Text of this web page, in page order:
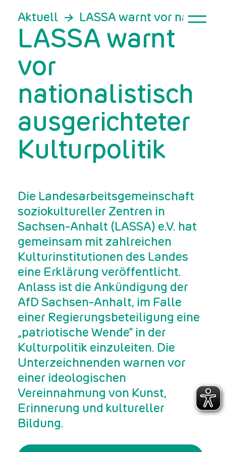
Aktuell LASSA warnt vor
LASSA warnt
vor
nationalistisch
ausgerichteter
Kulturpolitik
Die Landesarbeitsgemeinschaft
soziokultureller Zentren in
Sachsen-Anhalt (LASSA) e.V. hat
gemeinsam mit zahlreichen
Kulturinstitutionen des Landes
eine Erklärung veröffentlicht.
Anlass ist die Ankündigung der
AfD Sachsen-Anhalt, im Falle
einer Regierungsbeteiligung eine
„patriotische Wende“ in der
Kulturpolitik einzuleiten. Die
Unterzeichnenden warnen vor
einer ideologischen
Vereinnahmung von Kunst,
Erinnerung und kultureller
Bildung.